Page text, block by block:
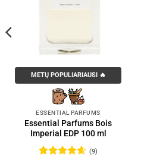
METŲ POPULIARIAUSI 🔥
ESSENTIAL PARFUMS
Essential Parfums Bois
Imperial EDP 100 ml
(9)